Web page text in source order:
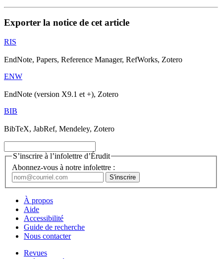
Exporter la notice de cet article
RIS
EndNote, Papers, Reference Manager, RefWorks, Zotero
ENW
EndNote (version X9.1 et +), Zotero
BIB
BibTeX, JabRef, Mendeley, Zotero
S’inscrire à l’infolettre d’Érudit
Abonnez-vous à notre infolettre :
À propos
Aide
Accessibilité
Guide de recherche
Nous contacter
Revues